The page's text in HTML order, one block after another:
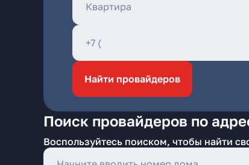
Найти провайдеров
Поиск провайдеров по
Воспользуйтесь поиском, чтобы найти